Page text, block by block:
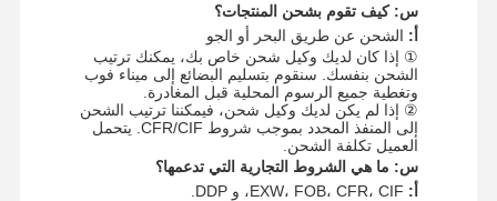
س: كيف تقوم بشحن المنتجات؟
أ: الشحن عن طريق البحر أو الجو
① إذا كان لديك وكيل شحن خاص بك، يمكنك ترتيب
الشحن بنفسك. سنقوم بتسليم البضائع إلى ميناء فوب
وتغطية جميع الرسوم المحلية قبل المغادرة.
② إذا لم يكن لديك وكيل شحن، فيمكننا ترتيب الشحن
إلى المنفذ المحدد بموجب شروط CFR/CIF. يتحمل
العميل تكلفة الشحن.
س: ما هي الشروط التجارية التي تدعمها؟
أ: